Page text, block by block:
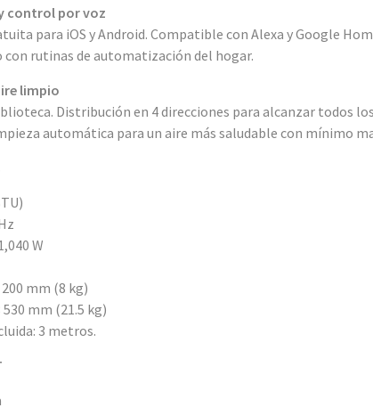
control por voz
para iOS y Android. Compatible con Alexa y Google
rutinas de automatización del hogar.
limpio
Distribución en 4 direcciones para alcanzar todos
automática para un aire más saludable con mínimo
W
mm (8 kg)
mm (21.5 kg)
3 metros.